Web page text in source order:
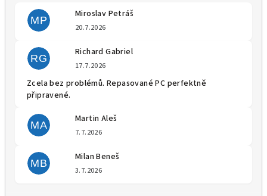
MP
Miroslav Petráš
20.7.2026
RG
Richard Gabriel
17.7.2026
Zcela bez problémů. Repasované PC perfektně
připravené.
MA
Martin Aleš
7.7.2026
MB
Milan Beneš
3.7.2026